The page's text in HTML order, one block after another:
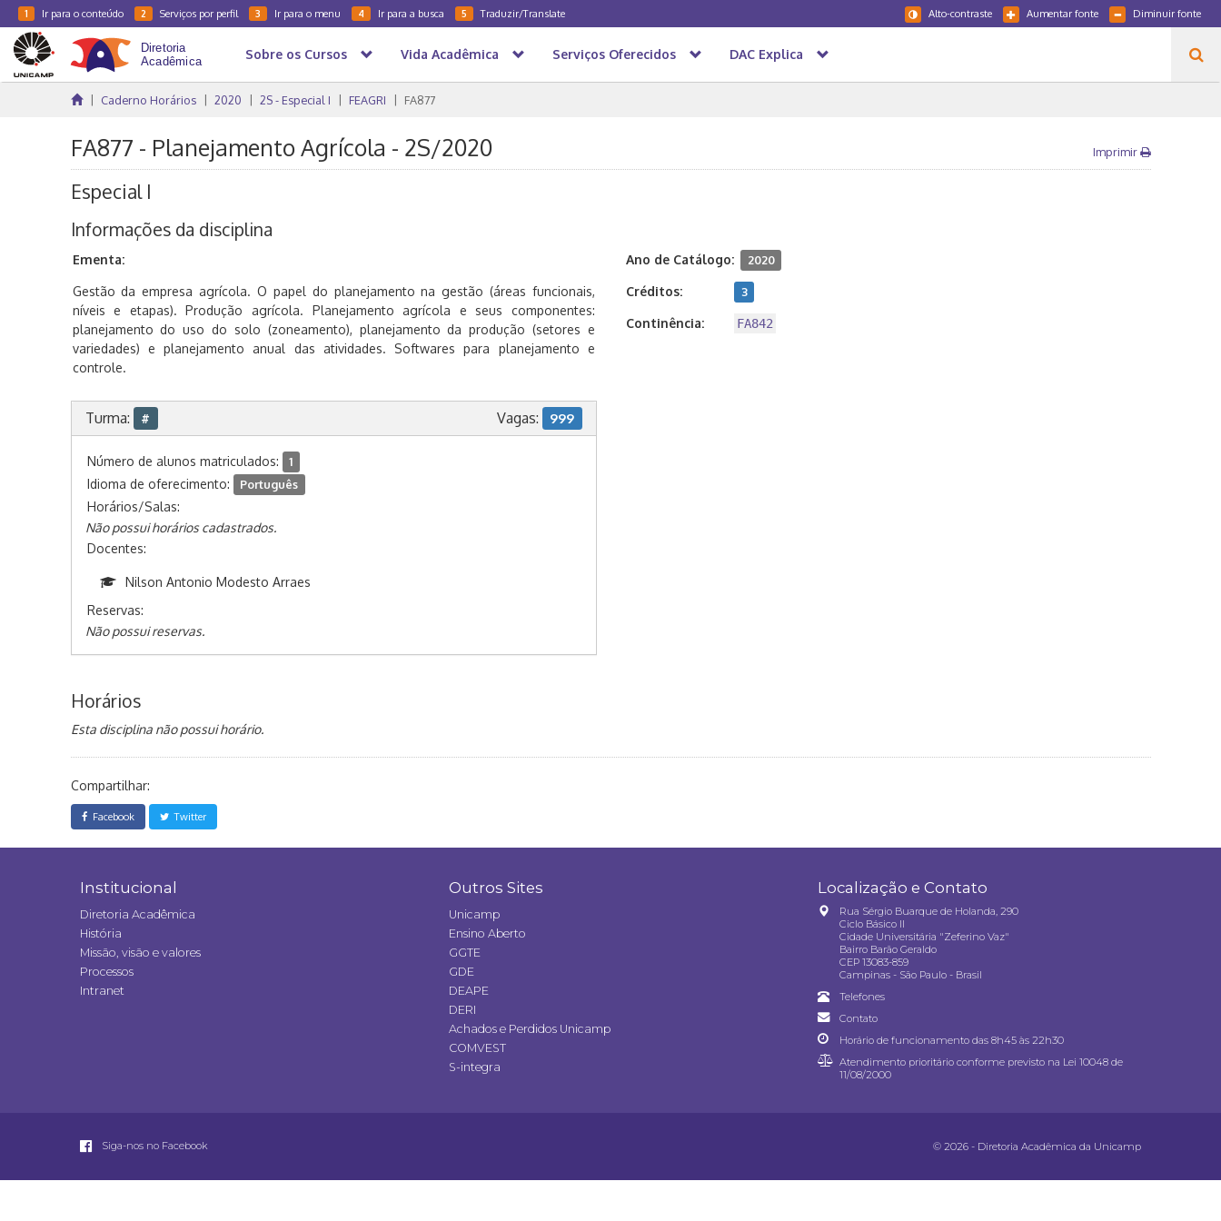
1 Ir para o conteúdo 2 Serviços por perfil 3 Ir para o menu 4 Ir para a busca 5 Traduzir/Translate Diminuir fonte
Aumentar fonte
Alto-contraste
Sobre os Cursos Vida Acadêmica Serviços Oferecidos DAC Explica
Caderno Horários 2020 2S - Especial I FEAGRI FA877
FA877 - Planejamento Agrícola - 2S/2020 Imprimir
Especial I
Informações da disciplina
Ementa:
Gestão da empresa agrícola. O papel do planejamento na gestão (áreas funcionais,
níveis e etapas). Produção agrícola. Planejamento agrícola e seus componentes:
planejamento do uso do solo (zoneamento), planejamento da produção (setores e
variedades) e planejamento anual das atividades. Softwares para planejamento e
controle.
Ano de Catálogo: 2020
Créditos: 3
Continência: FA842
Turma: # Vagas: 999
Número de alunos matriculados: 1
Idioma de oferecimento: Português
Horários/Salas:
Não possui horários cadastrados.
Docentes:
Nilson Antonio Modesto Arraes
Reservas:
Não possui reservas.
Horários
Esta disciplina não possui horário.
Compartilhar:
Facebook Twitter
Institucional
Diretoria Acadêmica
História
Missão, visão e valores
Processos
Intranet
Outros Sites
Unicamp
Ensino Aberto
GGTE
GDE
DEAPE
DERI
Achados e Perdidos Unicamp
COMVEST
S-integra
Localização e Contato
Rua Sérgio Buarque de Holanda, 290
Ciclo Básico II
Cidade Universitária "Zeferino Vaz"
Bairro Barão Geraldo
CEP 13083-859
Campinas - São Paulo - Brasil
Telefones
Contato
Horário de funcionamento das 8h45 às 22h30
Atendimento prioritário conforme previsto na Lei 10048 de
11/08/2000
Siga-nos no Facebook © 2026 - Diretoria Acadêmica da Unicamp